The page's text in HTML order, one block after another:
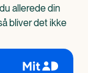
allerede din
bliver det ikke